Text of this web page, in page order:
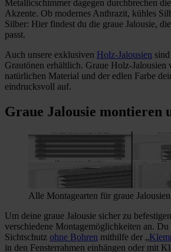
Metallicschimmer dagegen durchbrechen
Akzente. Ob modernes Anthrazit, kühles
Silber: Hier findest du die graue Jalousie,
passt.
Auch unsere exklusiven Holz-Jalousien
Grautönen erhältlich. Graue Holz-Jalousien
natürlichen Material und der edlen Farbe
eindrucksvoll auf.
Graue Jalousie montieren
Alle Montagearten für graue
Um deine graue Jalousie sicher zu
verschiedene Montagemöglichkeiten an. Du
Sichtschutz ohne Bohren mithilfe der „
in den Fensterrahmen einhängen oder mit